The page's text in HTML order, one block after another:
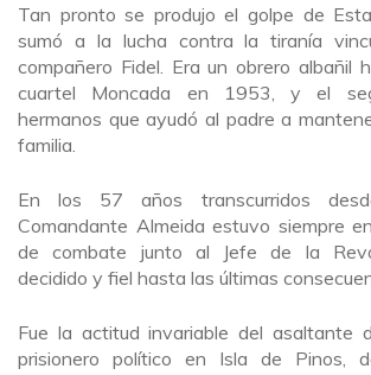
Tan pronto se produjo el golpe de
sumó a la lucha contra la tiranía
compañero Fidel. Era un obrero albañil
cuartel Moncada en 1953, y el
hermanos que ayudó al padre a
familia.
En los 57 años transcurridos
Comandante Almeida estuvo siempre
de combate junto al Jefe de la
decidido y fiel hasta las últimas
Fue la actitud invariable del asaltante
prisionero político en Isla de Pinos,